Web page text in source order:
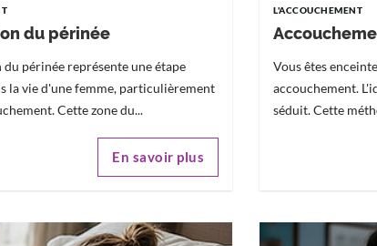
du périnée
du périnée représente une étape
la vie d'une femme, particulièrement
Cette zone du...
En savoir plus
L'ACCOUCHEMENT
Vous êtes
accouchement.
séduit. Cette